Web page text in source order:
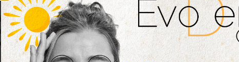
Carrión consiguió este pasado fin de semana
2ª división provincial, tras ganar al Creatics San Agustín
final de la temporada, manteniéndose invicto tras 18